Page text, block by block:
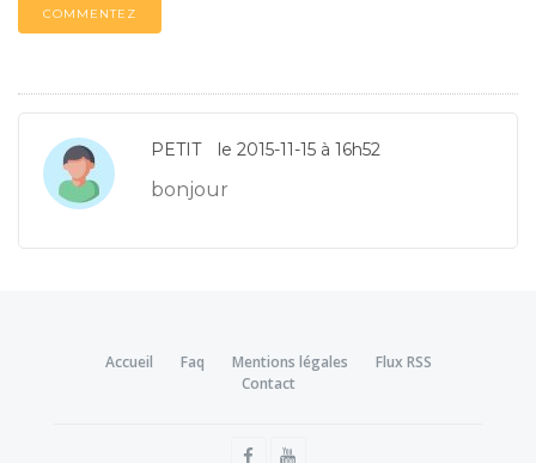
COMMENTEZ
PETIT le 2015-11-15 à 16h52
bonjour
Accueil Faq Mentions légales
Flux RSS
Contact